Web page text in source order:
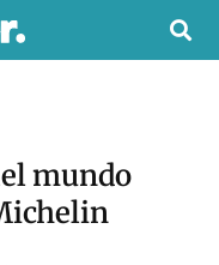
mundo